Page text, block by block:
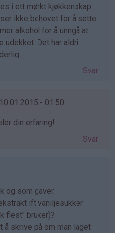
i ett mørkt kjøkkenskap.
ikke behovet for å sette
alkohol for å unngå at
udekket. Det har aldri
Svar
- 01:50
din erfaring!
Svar
og som gaver.
ift vaniljesukker
flest" bruker)?
å skrive på om man laget